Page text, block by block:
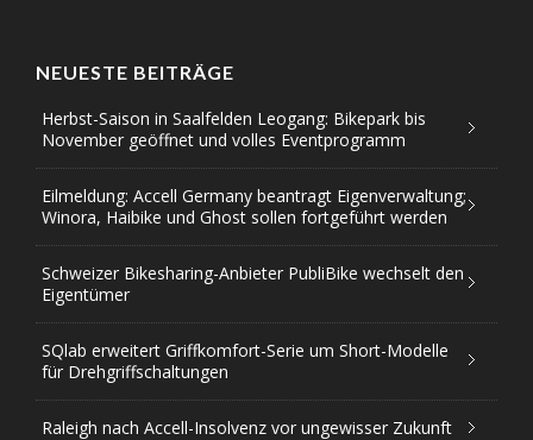
NEUESTE BEITRÄGE
Herbst-Saison in Saalfelden Leogang: Bikepark bis
November geöffnet und volles Eventprogramm
Eilmeldung: Accell Germany beantragt Eigenverwaltung;
Winora, Haibike und Ghost sollen fortgeführt werden
Schweizer Bikesharing-Anbieter PubliBike wechselt den
Eigentümer
SQlab erweitert Griffkomfort-Serie um Short-Modelle
für Drehgriffschaltungen
Raleigh nach Accell-Insolvenz vor ungewisser Zukunft